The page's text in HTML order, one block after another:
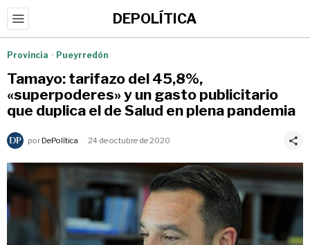
DEPOLÍTICA
Provincia · Pueyrredón
Tamayo: tarifazo del 45,8%,
«superpoderes» y un gasto publicitario
que duplica el de Salud en plena pandemia
por DePolítica 24 de octubre de 2020